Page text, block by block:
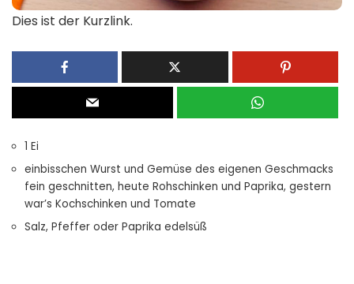
Dies ist der Kurzlink.
1 Ei
einbisschen Wurst und Gemüse des eigenen Geschmacks
fein geschnitten, heute Rohschinken und Paprika, gestern
war’s Kochschinken und Tomate
Salz, Pfeffer oder Paprika edelsüß